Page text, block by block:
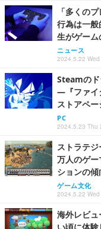
「多くの
行為は一
生がゲー
ニュース
2024.5.22
Steamのド
―『ファイ
ストアペー
PC
2024.5.23 Thu
ストラテ
万人のゲ
ションの傾
ゲーム文化
2024.5.22
海外レビ